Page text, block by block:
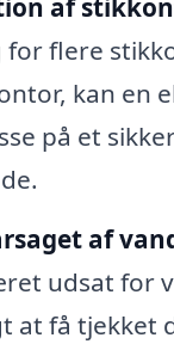
af
for flere
kan en
på et
af
udsat for
at få tjekket